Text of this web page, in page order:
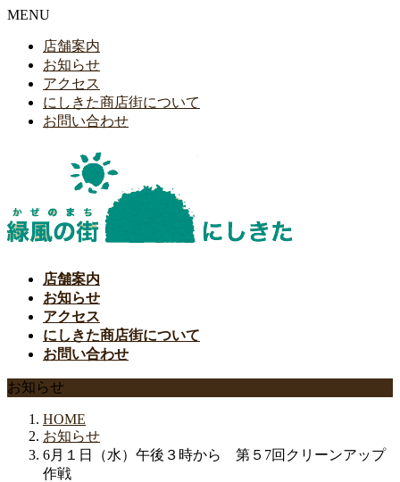
MENU
店舗案内
お知らせ
アクセス
にしきた商店街について
お問い合わせ
店舗案内
お知らせ
アクセス
にしきた商店街について
お問い合わせ
お知らせ
HOME
お知らせ
6月１日（水）午後３時から 第５7回クリーンアップ
作戦